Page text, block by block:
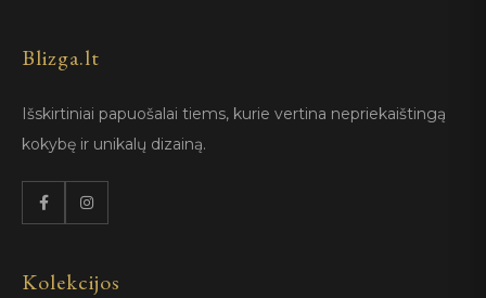
Blizga.lt
Išskirtiniai papuošalai tiems, kurie vertina nepriekaištingą
kokybę ir unikalų dizainą.
Kolekcijos